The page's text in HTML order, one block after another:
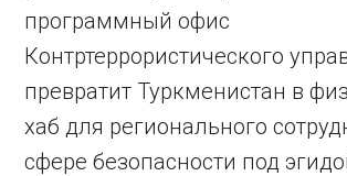
программный офис
Контртеррористического
превратит Туркменистан в
хаб для регионального
сфере безопасности под